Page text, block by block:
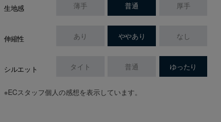
生地感 薄手 普通 厚手
伸縮性 あり ややあり なし
シルエット タイト 普通 ゆったり
※ECスタッフ個人の感想を表示しています。